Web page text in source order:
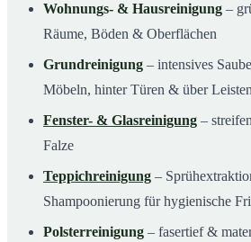
Wohnungs- & Hausreinigung –
Räume, Böden & Oberflächen
Grundreinigung – intensives
Möbeln, hinter Türen & über Leisten
Fenster- & Glasreinigung –
Falze
Teppichreinigung –
Shampoonierung für hygienische
Polsterreinigung – fasertief &